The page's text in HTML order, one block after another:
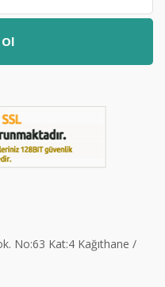
No:63 Kat:4 Kağıthane /